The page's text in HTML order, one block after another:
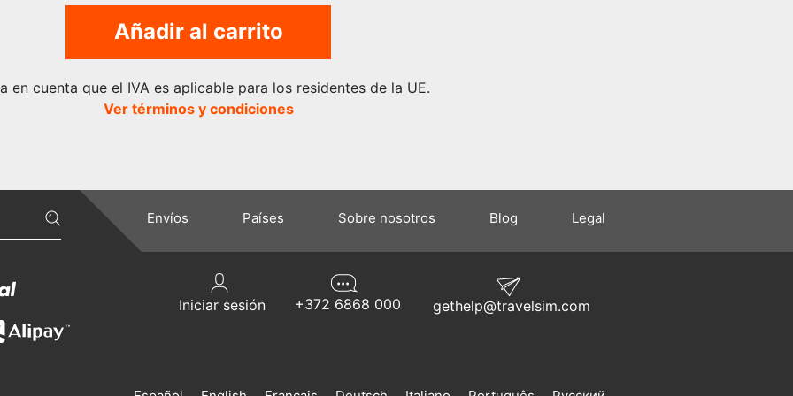
Añadir al carrito
en cuenta que el IVA es aplicable para los residentes de la UE.
Ver términos y condiciones
Envíos Países Sobre nosotros Blog Legal
Iniciar sesión +372 6868 000 gethelp@travelsim.com